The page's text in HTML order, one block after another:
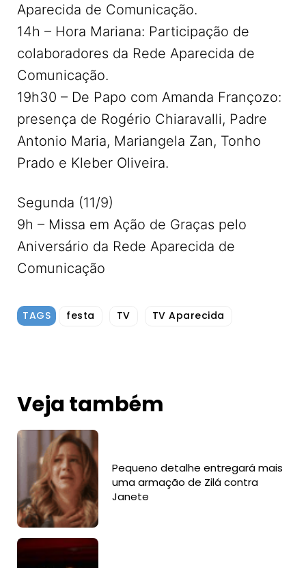
Aparecida de Comunicação.
14h – Hora Mariana: Participação de
colaboradores da Rede Aparecida de
Comunicação.
19h30 – De Papo com Amanda Françozo:
presença de Rogério Chiaravalli, Padre
Antonio Maria, Mariangela Zan, Tonho
Prado e Kleber Oliveira.
Segunda (11/9)
9h – Missa em Ação de Graças pelo
Aniversário da Rede Aparecida de
Comunicação
TAGS festa TV TV Aparecida
Veja também
Pequeno detalhe entregará mais
uma armação de Zilá contra
Janete